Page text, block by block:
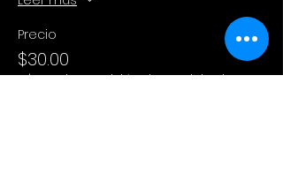
Precio
$30.00
+$0.75 de comisión de servicio de